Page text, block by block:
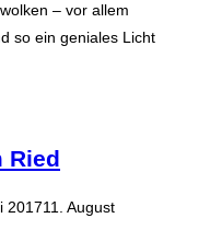
– vor allem
so ein geniales Licht
Ried
201711. August